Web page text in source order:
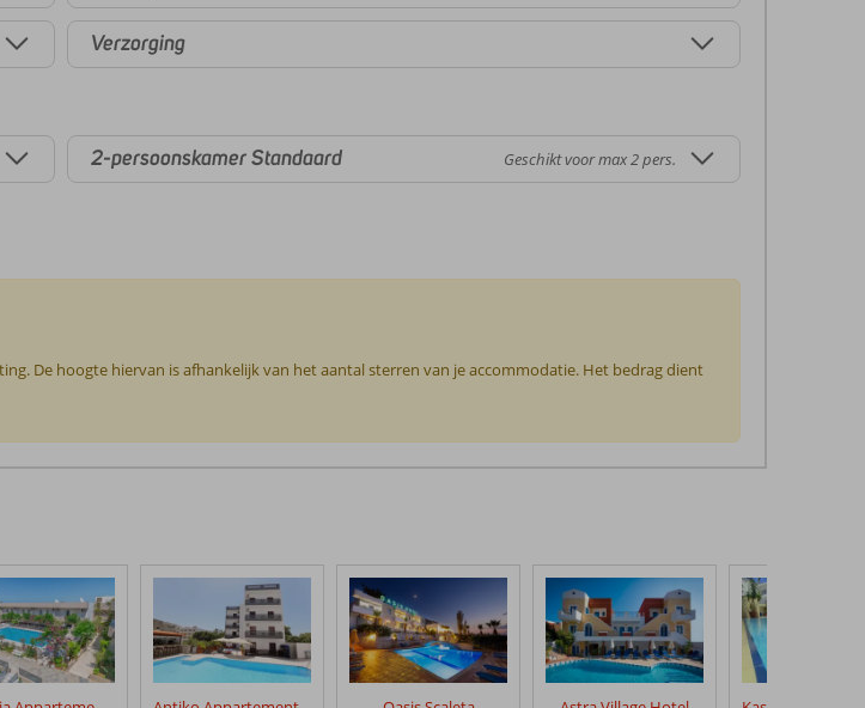
Verzorging
2-persoonskamer Standaard Geschikt voor max 2 pers.
De hoogte hiervan is afhankelijk van het aantal sterren van je accommodatie. Het bedrag dient